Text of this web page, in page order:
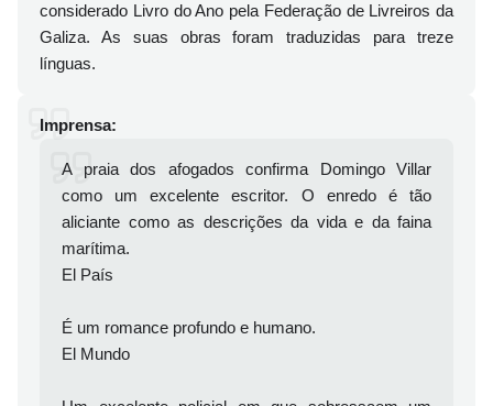
considerado Livro do Ano pela Federação de Livreiros da
Galiza. As suas obras foram traduzidas para treze
línguas.
Imprensa:
A praia dos afogados confirma Domingo Villar
como um excelente escritor. O enredo é tão
aliciante como as descrições da vida e da faina
marítima.
El País
É um romance profundo e humano.
El Mundo